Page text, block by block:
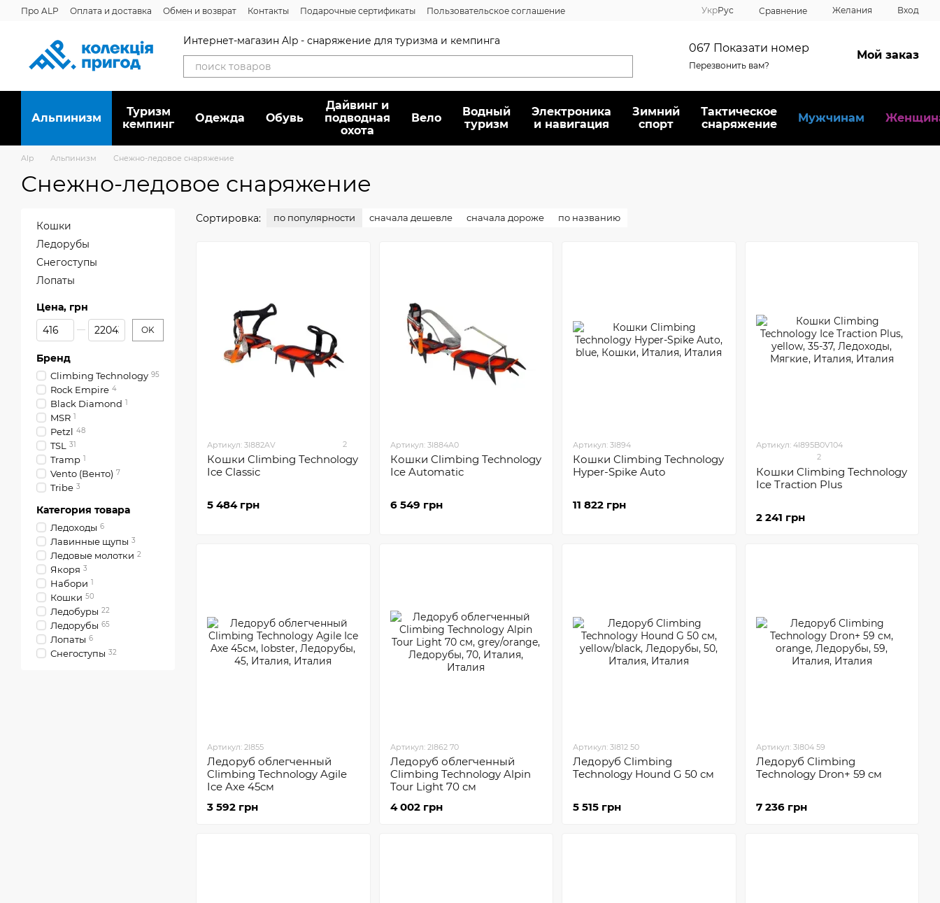
Перейти к основному контенту
Про ALP Оплата и доставка Обмен и возврат Контакты Подарочные сертификаты
Пользовательское соглашение
УкрРус Сравнение Желания Вход
Интернет-магазин Alp - снаряжение для туризма и кемпинга
067 Показати номер
Перезвонить вам?
Мой заказ
Альпинизм
Туризм
кемпинг
Oдежда Обувь
Дайвинг и
подводная
охота
Вело
Водный
туризм
Электроника
и навигация
Зимний
спорт
Тактическое
снаряжение
Мужчинам
Alp Альпинизм Снежно-ледовое снаряжение
Снежно-ледовое снаряжение
Сортировка: по популярности сначала дешевле сначала дороже по названию
Артикул: 3I882AV 2
Кошки Climbing Technology
Ice Classic
5 484 грн
Артикул: 3I884A0
Кошки Climbing Technology
Ice Automatic
6 549 грн
Артикул: 3I894
Кошки Climbing Technology
Hyper-Spike Auto
11 822 грн
Артикул: 4I895B0V104
2
Кошки Climbing Technology
Ice Traction Plus
2 241 грн
Артикул: 2I855
Ледоруб облегченный
Climbing Technology Agile
Ice Axe 45см
3 592 грн
Артикул: 2I862 70
Ледоруб облегченный
Climbing Technology Alpin
Tour Light 70 см
4 002 грн
Артикул: 3I812 50
Ледоруб Climbing
Technology Hound G 50 см
5 515 грн
Артикул: 3I804 59
Ледоруб Climbing
Technology Dron+ 59 см
7 236 грн
Кошки
Ледорубы
Снегоступы
Лопаты
Цена, грн
От Цена, грн
До Цена, грн OK
Бренд
Climbing Technology 95
Rock Empire 4
Black Diamond 1
MSR 1
Petzl 48
TSL 31
Tramp 1
Vento (Венто) 7
Tribe 3
Категория товара
Ледоходы 6
Лавинные щупы 3
Ледовые молотки 2
Якоря 3
Набори 1
Кошки 50
Ледобуры 22
Ледорубы 65
Лопаты 6
Снегоступы 32